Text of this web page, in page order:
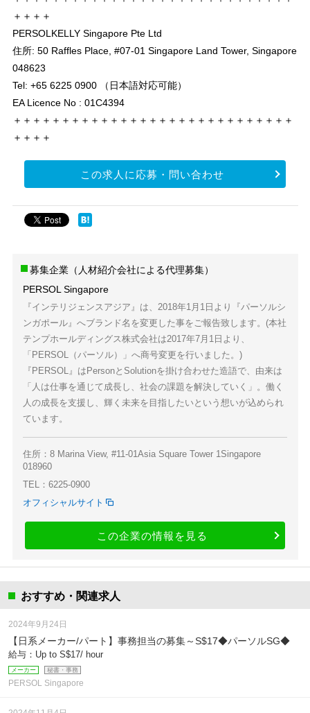
＋＋＋＋
PERSOLKELLY Singapore Pte Ltd
住所: 50 Raffles Place, #07-01 Singapore Land Tower, Singapore
048623
Tel: +65 6225 0900 （日本語対応可能）
EA Licence No : 01C4394
＋＋＋＋＋＋＋＋＋＋＋＋＋＋＋＋＋＋＋＋＋＋＋＋＋＋＋＋＋
＋＋＋＋
この求人に応募・問い合わせ
募集企業（人材紹介会社による代理募集）
PERSOL Singapore
『インテリジェンスアジア』は、2018年1月1日より『パーソルシ
ンガポール』へブランド名を変更した事をご報告致します。(本社
テンプホールディングス株式会社は2017年7月1日より、
「PERSOL（パーソル）」へ商号変更を行いました。)
『PERSOL』はPersonとSolutionを掛け合わせた造語で、由来は
「人は仕事を通じて成長し、社会の課題を解決していく」。働く
人の成長を支援し、輝く未来を目指したいという想いが込められ
ています。
住所：8 Marina View, #11-01Asia Square Tower 1Singapore
018960
TEL：6225-0900
オフィシャルサイト
この企業の情報を見る
おすすめ・関連求人
【日系メーカー/パート】事務担当の募集～S$17◆パーソルSG◆
給与：Up to S$17/ hour
メーカー 秘書・事務
2024年9月24日
PERSOL Singapore